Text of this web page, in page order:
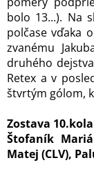
bolo 13...). Na
polčase vďaka
zvanému
druhého
Retex a v
štvrtým gólom,
Zostava
Štofaník
Matej (CLV),